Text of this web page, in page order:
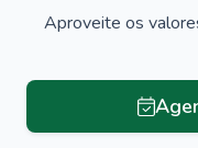
Aproveite os